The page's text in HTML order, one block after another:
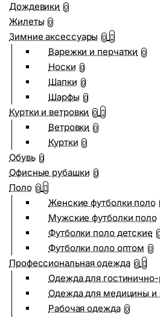
Дождевики 0
Жилеты 0
Зимние аксессуары 0
Варежки и перчатки 0
Носки 0
Шапки 0
Шарфы 0
Куртки и ветровки 0
Ветровки 0
Куртки 0
Обувь 0
Офисные рубашки 0
Поло 0
Женские футболки поло
Мужские футболки поло
Футболки поло детские
Футболки поло оптом 0
Профессиональная одежда 0
Одежда для
Одежда для медицины и
Рабочая одежда 0